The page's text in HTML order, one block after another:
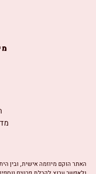
האתר הוקם מיוזמה אישית, ובין